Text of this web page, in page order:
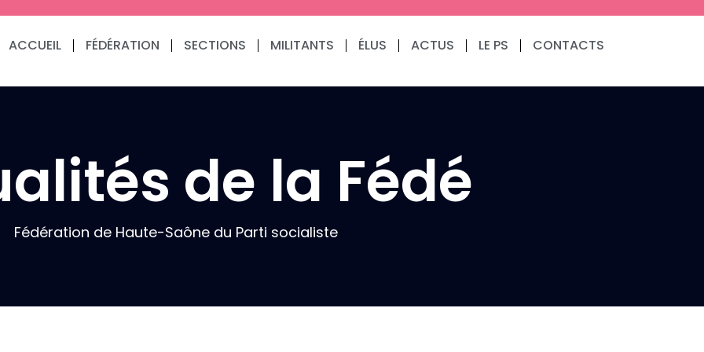
ACCUEIL FÉDÉRATION SECTIONS MILITANTS ÉLUS ACTUS LE PS CONTACTS
de la Fédé
Fédération de Haute-Saône du Parti socialiste
Communiqués de presse
Fédération